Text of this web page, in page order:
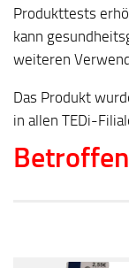
Produkttests
kann
weiteren
Das Produkt
in allen TEDi-